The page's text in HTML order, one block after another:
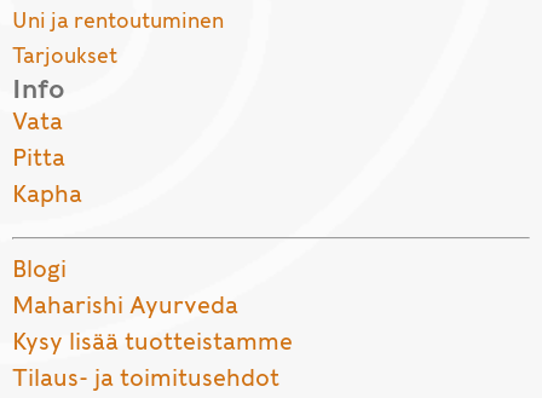
Uni ja rentoutuminen
Tarjoukset
Info
Vata
Pitta
Kapha
Blogi
Maharishi Ayurveda
Kysy lisää tuotteistamme
Tilaus- ja toimitusehdot